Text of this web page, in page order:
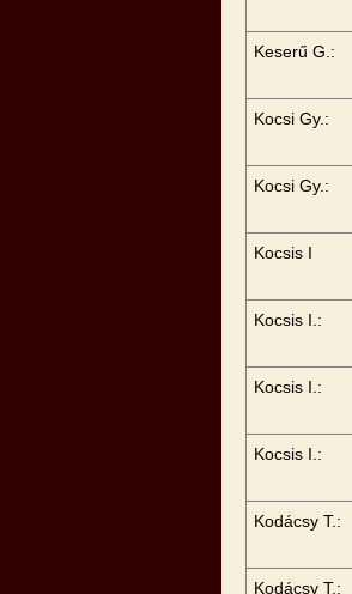
Keserű G.:
Kocsi Gy.:
Kocsi Gy.:
Kocsis I
Kocsis I.:
Kocsis I.:
Kocsis I.:
Kodácsy T.:
Kodácsy T.: